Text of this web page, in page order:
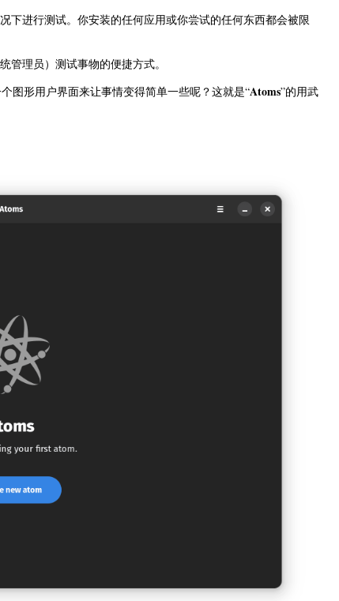
下进行测试。你安装的任何应用或你尝试的任何东西都会被限
管理员）测试事物的便捷方式。
图形用户界面来让事情变得简单一些呢？这就是“Atoms”的用武